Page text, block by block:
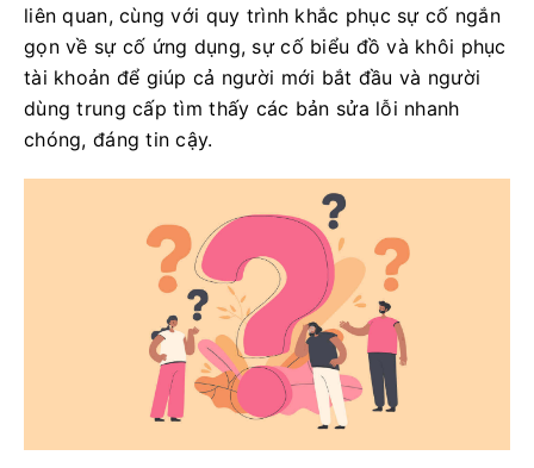
liên quan, cùng với quy trình khắc phục sự cố ngắn
gọn về sự cố ứng dụng, sự cố biểu đồ và khôi phục
tài khoản để giúp cả người mới bắt đầu và người
dùng trung cấp tìm thấy các bản sửa lỗi nhanh
chóng, đáng tin cậy.